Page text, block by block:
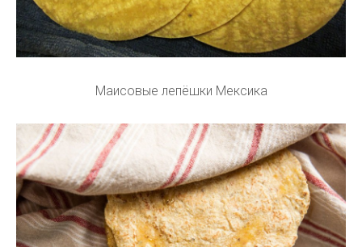
Маисовые лепёшки Мексика